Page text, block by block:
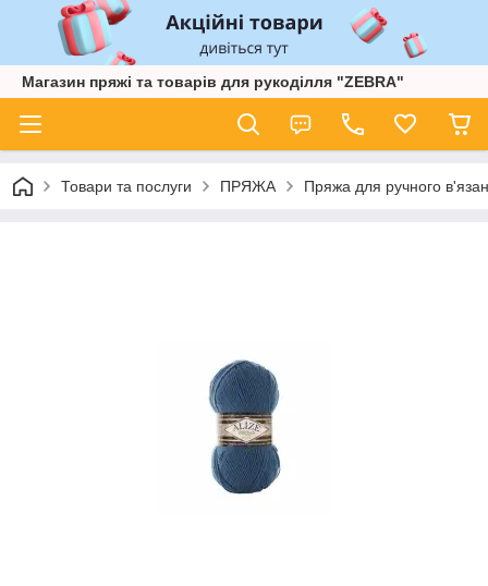
Магазин пряжі та товарів для рукоділля "ZEBRA"
Товари та послуги ПРЯЖА Пряжа для ручного